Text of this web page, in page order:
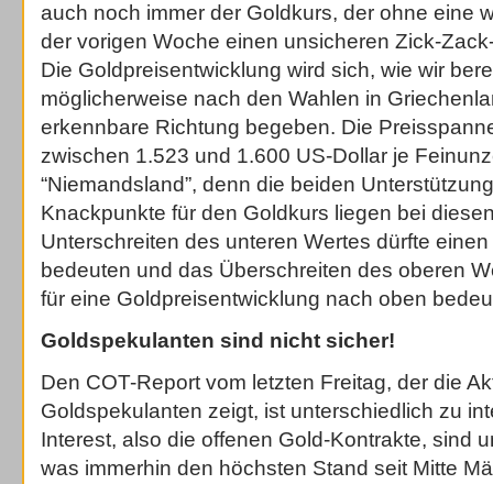
auch noch immer der Goldkurs, der ohne eine
der vorigen Woche einen unsicheren Zick-
Die Goldpreisentwicklung wird sich, wie wir
möglicherweise nach den Wahlen in
erkennbare Richtung begeben. Die
zwischen 1.523 und 1.600 US-Dollar je
“Niemandsland”, denn die beiden
Knackpunkte für den Goldkurs liegen bei
Unterschreiten des unteren Wertes dürfte
bedeuten und das Überschreiten des oberen
für eine Goldpreisentwicklung nach oben
Goldspekulanten sind nicht sicher!
Den COT-Report vom letzten Freitag, der die
Goldspekulanten zeigt, ist unterschiedlich zu
Interest, also die offenen Gold-Kontrakte, sind
was immerhin den höchsten Stand seit Mitte